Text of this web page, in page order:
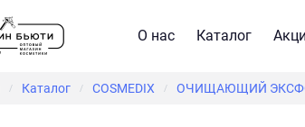
О нас Каталог
/ Каталог / COSMEDIX / ОЧИЩАЮЩИЙ